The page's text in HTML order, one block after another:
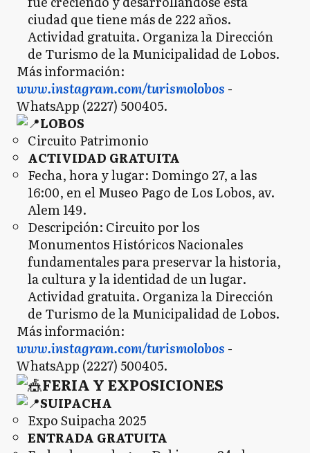
ciudad que tiene más de 222 años.
Actividad gratuita. Organiza la Dirección
de Turismo de la Municipalidad de Lobos.
Más información:
www.instagram.com/turismolobos -
WhatsApp (2227) 500405.
LOBOS
Circuito Patrimonio
ACTIVIDAD GRATUITA
Fecha, hora y lugar: Domingo 27, a las
16:00, en el Museo Pago de Los Lobos, av.
Alem 149.
Descripción: Circuito por los
Monumentos Históricos Nacionales
fundamentales para preservar la historia,
la cultura y la identidad de un lugar.
Actividad gratuita. Organiza la Dirección
de Turismo de la Municipalidad de Lobos.
Más información:
www.instagram.com/turismolobos -
WhatsApp (2227) 500405.
FERIA Y EXPOSICIONES
SUIPACHA
Expo Suipacha 2025
ENTRADA GRATUITA